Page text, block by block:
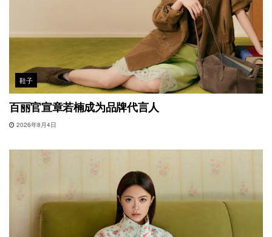
鞋子
百丽官宣章若楠成为品牌代言人
2026年8月4日